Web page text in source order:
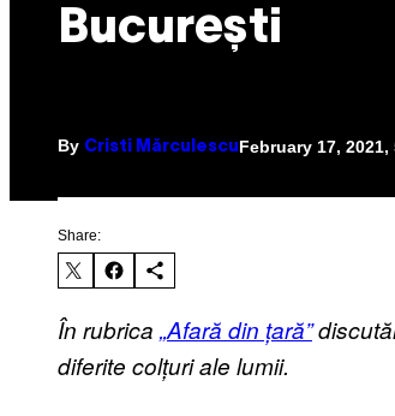
București
By Cristi Mărculescu February 17, 2021,
Share:
În rubrica „Afară din țară”
diferite colțuri ale lumii.